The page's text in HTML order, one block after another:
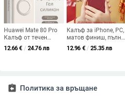
Huawei Mate 80 Pro
Калъф от течен
силикон с въртяща
се стойка –
12.66€ / 24.76 лв
Калъф за iPhone, PC,
матов финиш, пълно
покритие и
минималистичен
14 Pro Max, 15 Pro
12.96 € / 25.35 лв
assignment_return Политика за връщане